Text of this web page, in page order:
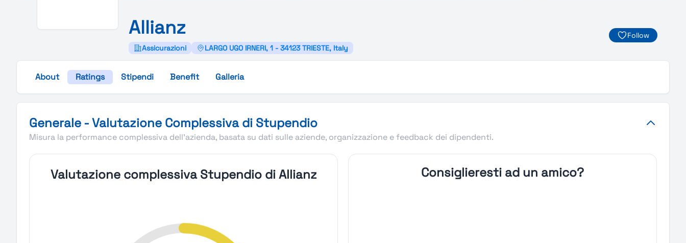
Allianz
Assicurazioni LARGO UGO IRNERI, 1 - 34123 TRIESTE, Italy
Follow
About Ratings Stipendi Benefit Galleria
Generale - Valutazione Complessiva di Stupendio
Misura la performance complessiva dell'azienda, basata su dati sulle aziende, organizzazione e feedback dei dipendenti.
Valutazione complessiva Stupendio di Allianz Consiglieresti ad un amico?